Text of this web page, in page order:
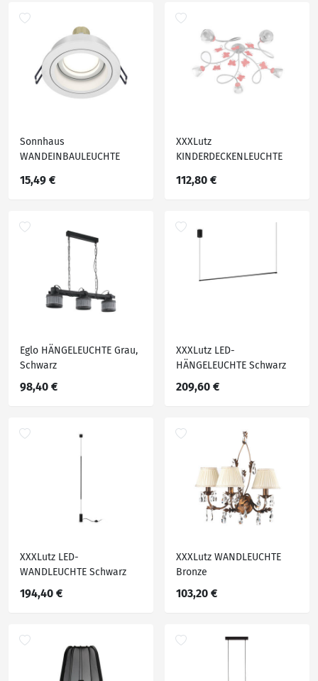
Sonnhaus
WANDEINBAULEUCHTE
15,49 €
XXXLutz
KINDERDECKENLEUCHTE
112,80 €
Eglo HÄNGELEUCHTE Grau,
Schwarz
98,40 €
XXXLutz LED-
HÄNGELEUCHTE Schwarz
209,60 €
XXXLutz LED-
WANDLEUCHTE Schwarz
194,40 €
XXXLutz WANDLEUCHTE
Bronze
103,20 €